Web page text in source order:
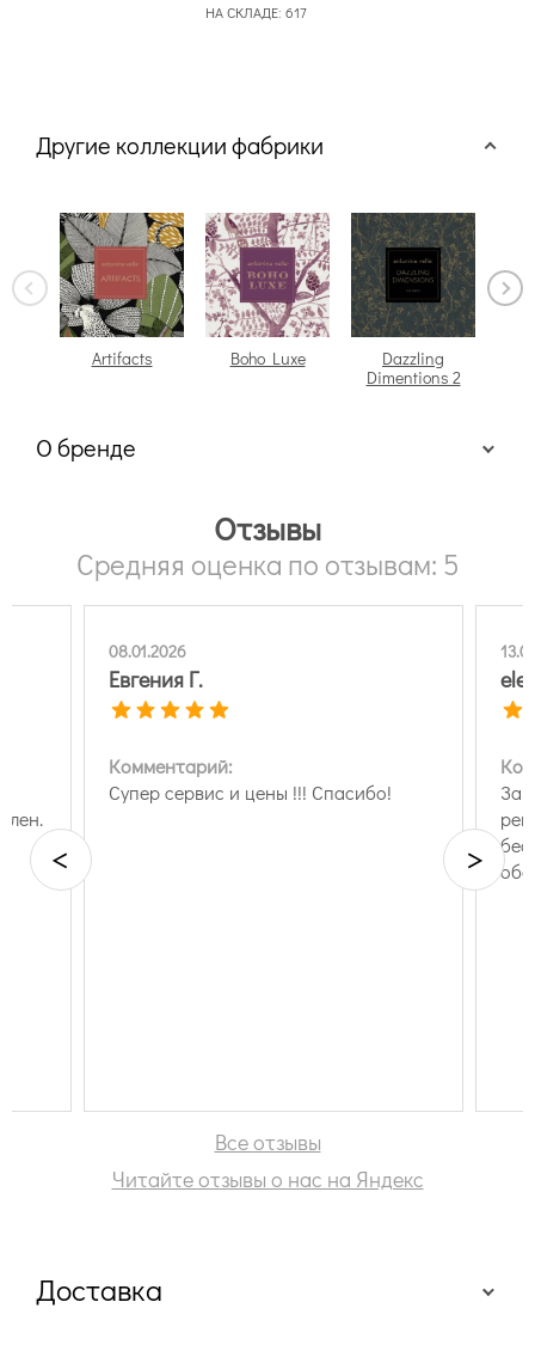
НА СКЛАДЕ: 617
Другие коллекции фабрики
Artifacts Boho Luxe
Dazzling
Dimentions 2
О бренде
Отзывы
Средняя оценка по отзывам: 5
08.01.2026
Евгения Г.
Комментарий:
Супер сервис и цены !!! Спасибо!
< >
Все отзывы
Читайте отзывы о нас на Яндекс
Доставка